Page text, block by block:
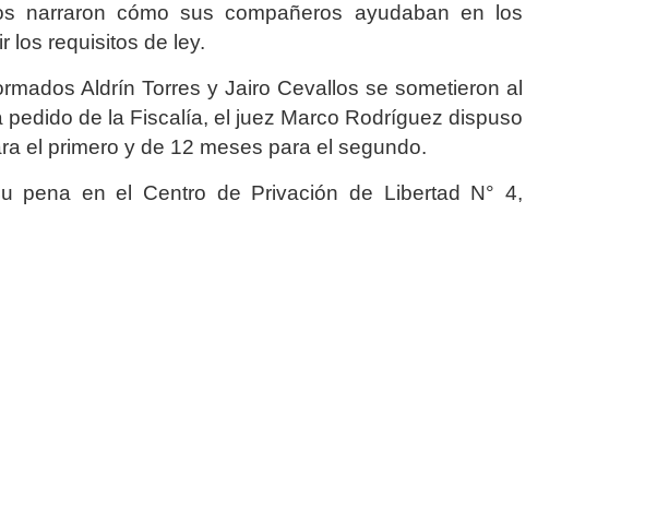
narraron cómo sus compañeros ayudaban en los
los requisitos de ley.
Aldrín Torres y Jairo Cevallos se sometieron al
de la Fiscalía, el juez Marco Rodríguez dispuso
el primero y de 12 meses para el segundo.
pena en el Centro de Privación de Libertad N° 4,